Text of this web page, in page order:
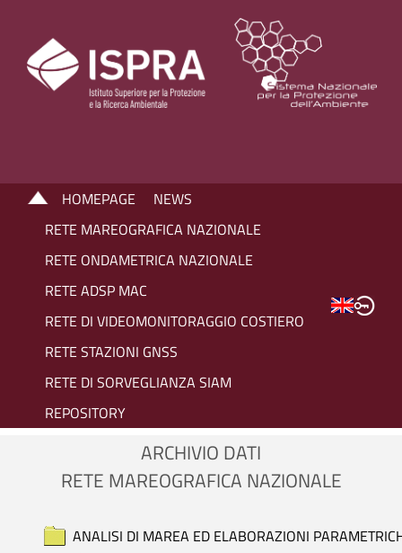
HOMEPAGE
NEWS
RETE MAREOGRAFICA NAZIONALE
RETE ONDAMETRICA NAZIONALE
RETE ADSP MAC
RETE DI VIDEOMONITORAGGIO COSTIERO
RETE STAZIONI GNSS
RETE DI SORVEGLIANZA SIAM
REPOSITORY
ARCHIVIO DATI
RETE MAREOGRAFICA NAZIONALE
ANALISI DI MAREA ED ELABORAZIONI